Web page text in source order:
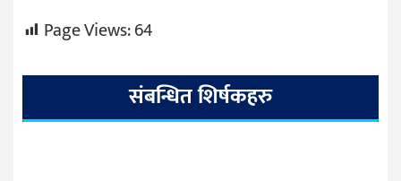
Page Views:64
संबन्धित शिर्षकहरु